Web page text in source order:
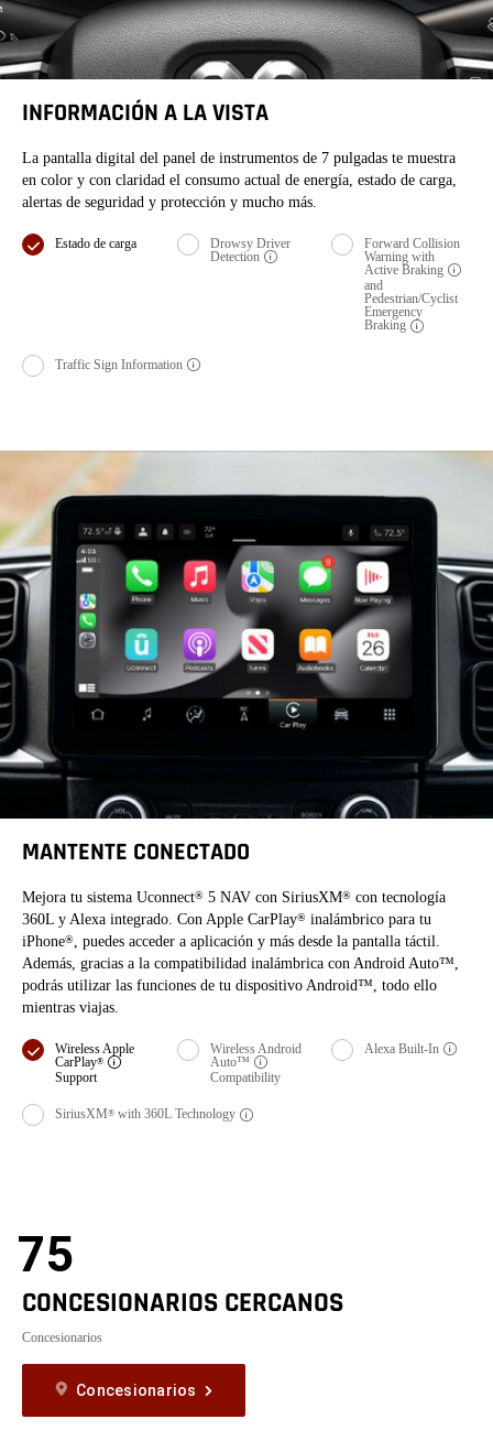
INFORMACIÓN A LA VISTA
La pantalla digital del panel de instrumentos de 7 pulgadas te muestra
en color y con claridad el consumo actual de energía, estado de carga,
alertas de seguridad y protección y mucho más.
PantallaEstado de carga PantallaDrowsy Driver
Detection
Disclosure
PantallaForward Collision
Warning with
Active Braking
and
Pedestrian/Cyclist
Emergency
Braking
Disclosure
PantallaTraffic SignInformation Disclosure
MANTENTE CONECTADO
Mejora tu sistema Uconnect® 5 NAV con SiriusXM® con tecnología
360L y Alexa integrado. Con Apple CarPlay® inalámbrico para tu
iPhone®, puedes acceder a aplicación y más desde la pantalla táctil.
Además, gracias a la compatibilidad inalámbrica con Android Auto™,
podrás utilizar las funciones de tu dispositivo Android™, todo ello
mientras viajas.
PantallaWireless Apple
CarPlay® Disclosure
Support
PantallaWireless Android
Auto™
Disclosure
Compatibility
PantallaAlexa Built-In
PantallaSiriusXM® with 360LTechnology Disclosure
75
CONCESIONARIOS CERCANOS
Concesionarios
Concesionarios